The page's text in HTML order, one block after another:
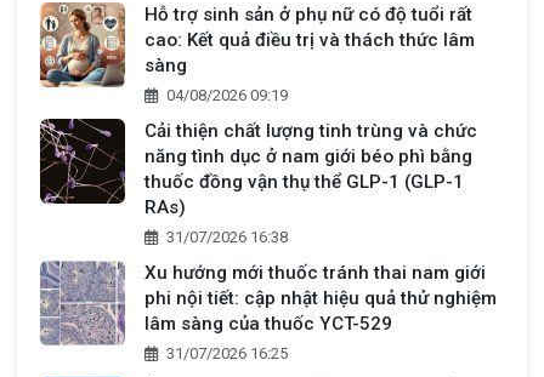
Hỗ trợ sinh sản ở phụ nữ có độ tuổi rất
cao: Kết quả điều trị và thách thức lâm
sàng
04/08/2026 09:19
Cải thiện chất lượng tinh trùng và chức
năng tình dục ở nam giới béo phì bằng
thuốc đồng vận thụ thể GLP-1 (GLP-1
RAs)
31/07/2026 16:38
Xu hướng mới thuốc tránh thai nam giới
phi nội tiết: cập nhật hiệu quả thử nghiệm
lâm sàng của thuốc YCT-529
31/07/2026 16:25